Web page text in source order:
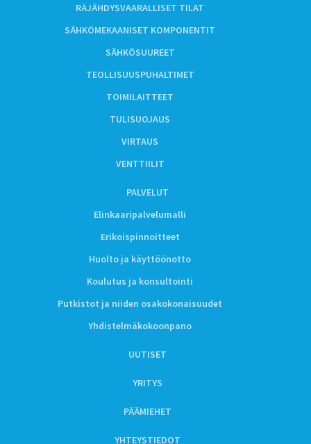
RÄJÄHDYSVAARALLISET TILAT
SÄHKÖMEKAANISET KOMPONENTIT
SÄHKÖSUUREET
TEOLLISUUSPUHALTIMET
TOIMILAITTEET
TULISUOJAUS
VIRTAUS
VENTTIILIT
PALVELUT
Elinkaaripalvelumalli
Erikoispinnoitteet
Huolto ja käyttöönotto
Koulutus ja konsultointi
Putkistot ja niiden osakokonaisuudet
Yhdistelmäkokoonpano
UUTISET
YRITYS
PÄÄMIEHET
YHTEYSTIEDOT